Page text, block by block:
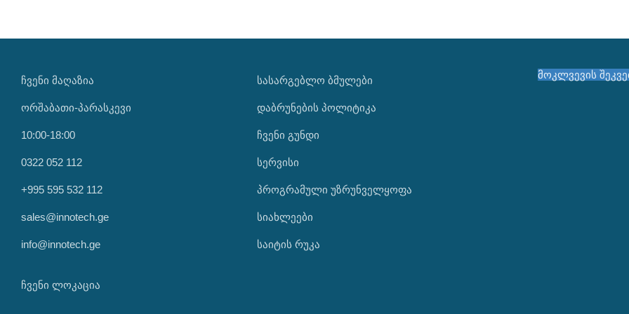
ᲩᲕᲔᲜᲘ ᲛᲐᲦᲐᲖᲘᲐ
ორშაბათი-პარასკევი
10:00-18:00
0322 052 112
+995 595 532 112
sales@innotech.ge
info@innotech.ge
ჩვენი ლოკაცია
ᲡᲐᲡᲐᲠᲒᲔᲑᲚᲝ ᲑᲛᲣᲚᲔᲑᲘ
დაბრუნების პოლიტიკა
ჩვენი გუნდი
სერვისი
პროგრამული უზრუნველყოფა
სიახლეები
საიტის რუკა
მოკლვევის